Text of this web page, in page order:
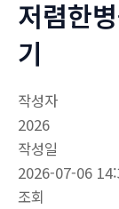
저렴한
기
작성자
2026
작성일
2026-07-06
조회